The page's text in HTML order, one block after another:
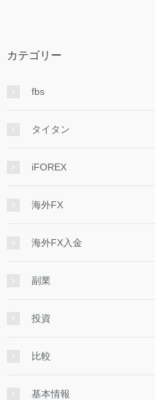
カテゴリー
fbs
タイタン
iFOREX
海外FX
海外FX入金
副業
投資
比較
基本情報